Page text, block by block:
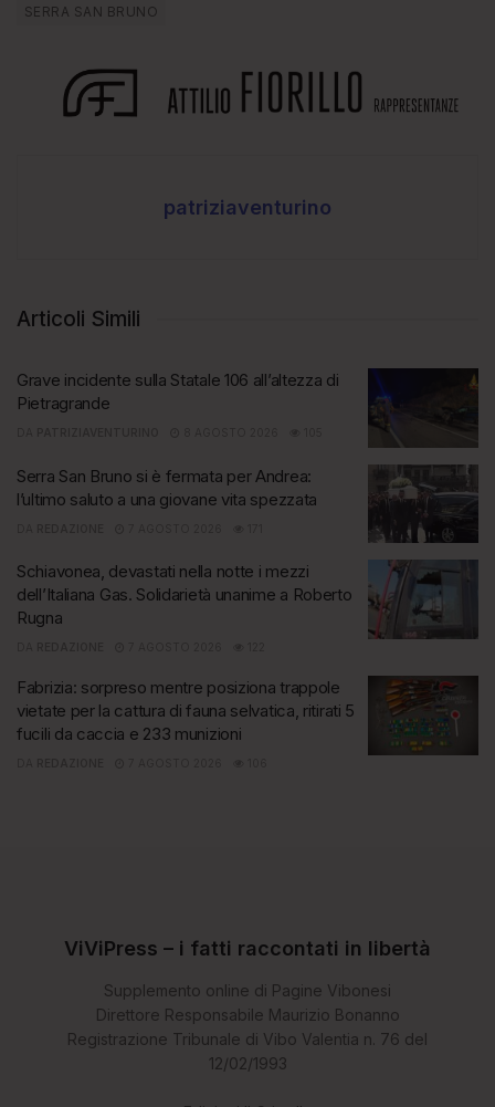
SERRA SAN BRUNO
patriziaventurino
Articoli Simili
Grave incidente sulla Statale 106 all’altezza di
Pietragrande
Serra San Bruno si è fermata per Andrea:
l’ultimo saluto a una giovane vita spezzata
Schiavonea, devastati nella notte i mezzi
dell’Italiana Gas. Solidarietà unanime a Roberto
Rugna
Fabrizia: sorpreso mentre posiziona trappole
vietate per la cattura di fauna selvatica, ritirati 5
fucili da caccia e 233 munizioni
ViViPress – i fatti raccontati in libertà
Supplemento online di Pagine Vibonesi
Direttore Responsabile Maurizio Bonanno
Registrazione Tribunale di Vibo Valentia n. 76 del
12/02/1993